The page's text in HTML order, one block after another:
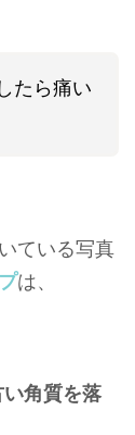
たら痛い
ている写真
は、
角質を落